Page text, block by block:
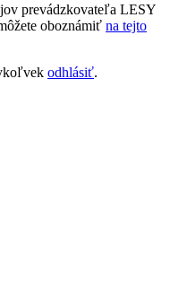
prevádzkovateľa LESY
oboznámiť na tejto
odhlásiť.